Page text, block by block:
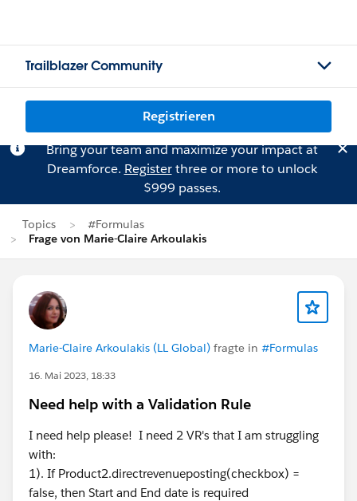
Trailblazer Community
Registrieren
Bring your team and maximize your impact at
Dreamforce. Registerthree or more to unlock
$999 passes.
Topics
#Formulas
Frage von Marie-Claire Arkoulakis
Marie-Claire Arkoulakis (LL Global) fragte in #Formulas
16. Mai 2023, 18:33
Need help with a Validation Rule
I need help please! I need 2 VR's that I am struggling
with:
1). If Product2.directrevenueposting(checkbox) =
false, then Start and End date is required